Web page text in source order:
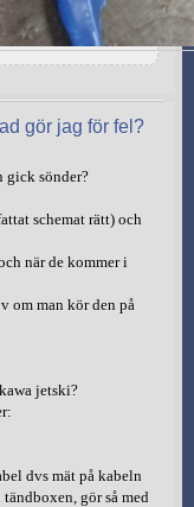
gör jag för fel?
gick sönder?
schemat rätt) och
när de kommer i
om man kör den på
jetski?
dvs mät på kabeln
gör så med